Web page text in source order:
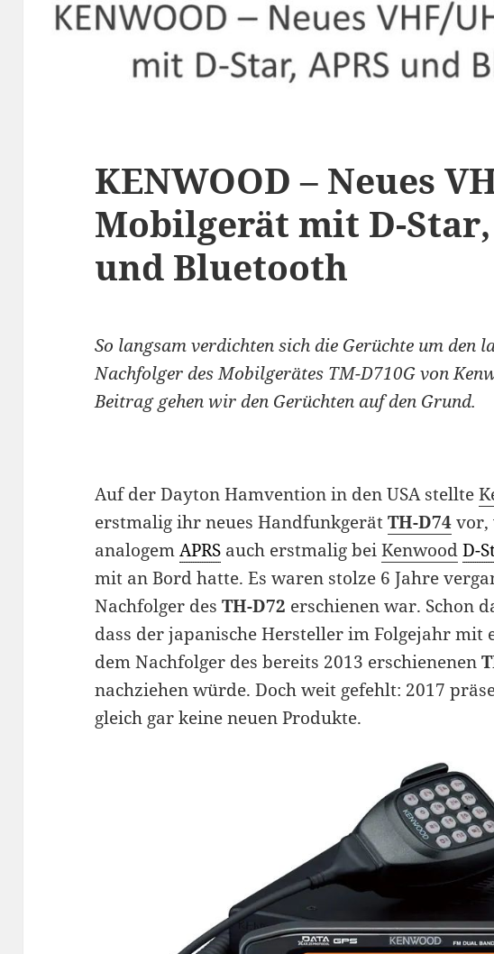
KENWOOD – Neues
Mobilgerät mit D-Star,
und Bluetooth
So langsam verdichten sich die Gerüchte um den
Nachfolger desMobilgerätes TM-D710G von
Beitrag gehen wir den Gerüchten auf den Grund.
Auf der Dayton Hamvention in den USA stellte
erstmalig ihr neues HandfunkgerätTH-D74vor,
analogemAPRS auch erstmalig beiKenwood D-
mit an Bord hatte. Es waren stolze 6 Jahre
Nachfolger desTH-D72 erschienen war. Schon
dass der japanische Hersteller im Folgejahr mit
dem Nachfolger des bereits 2013 erschienenen
nachziehen würde. Doch weit gefehlt: 2017
gleich gar keine neuen Produkte.